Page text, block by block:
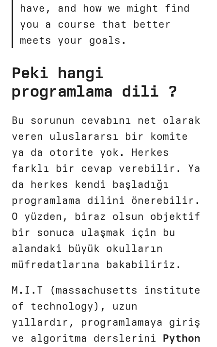
have, and how we might find
you a course that better
meets your goals.
Peki hangi
programlama dili ?
Bu sorunun cevabını net olarak
veren uluslararsı bir komite
ya da otorite yok. Herkes
farklı bir cevap verebilir. Ya
da herkes kendi başladığı
programlama dilini önerebilir.
O yüzden, biraz olsun objektif
bir sonuca ulaşmak için bu
alandaki büyük okulların
müfredatlarına bakabiliriz.
M.I.T (massachusetts institute
of technology), uzun
yıllardır, programlamaya giriş
ve algoritma derslerini Python